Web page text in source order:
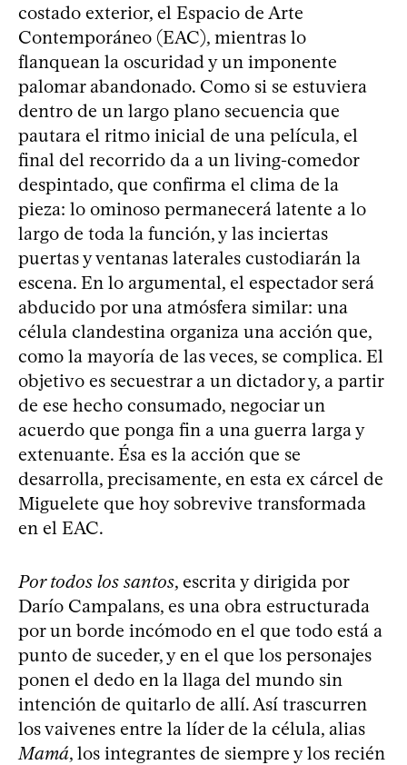
costado exterior, el Espacio de Arte
Contemporáneo (EAC), mientras lo
flanquean la oscuridad y un imponente
palomar abandonado. Como si se estuviera
dentro de un largo plano secuencia que
pautara el ritmo inicial de una película, el
final del recorrido da a un living-comedor
despintado, que confirma el clima de la
pieza: lo ominoso permanecerá latente a lo
largo de toda la función, y las inciertas
puertas y ventanas laterales custodiarán la
escena. En lo argumental, el espectador será
abducido por una atmósfera similar: una
célula clandestina organiza una acción que,
como la mayoría de las veces, se complica. El
objetivo es secuestrar a un dictador y, a partir
de ese hecho consumado, negociar un
acuerdo que ponga fin a una guerra larga y
extenuante. Ésa es la acción que se
desarrolla, precisamente, en esta ex cárcel de
Miguelete que hoy sobrevive transformada
en el EAC.
Por todos los santos, escrita y dirigida por
Darío Campalans, es una obra estructurada
por un borde incómodo en el que todo está a
punto de suceder, y en el que los personajes
ponen el dedo en la llaga del mundo sin
intención de quitarlo de allí. Así trascurren
los vaivenes entre la líder de la célula, alias
Mamá, los integrantes de siempre y los recién